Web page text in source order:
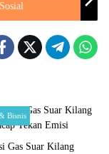
Bisnis
Gas Suar Kilang